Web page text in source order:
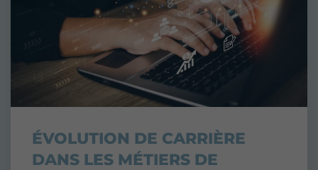
ÉVOLUTION DE CARRIÈRE
DANS LES MÉTIERS DE